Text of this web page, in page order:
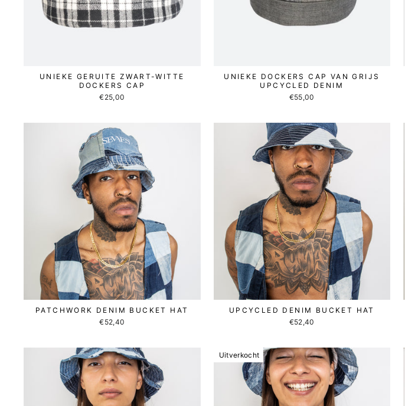
UNIEKE GERUITE ZWART-WITTE
DOCKERS CAP
€25,00
UNIEKE DOCKERS CAP VAN GRIJS
UPCYCLED DENIM
€55,00
PATCHWORK DENIM BUCKET HAT
€52,40
UPCYCLED DENIM BUCKET HAT
€52,40
Uitverkocht